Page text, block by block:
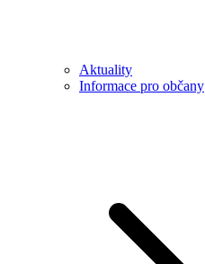
Aktuality
Informace pro občany